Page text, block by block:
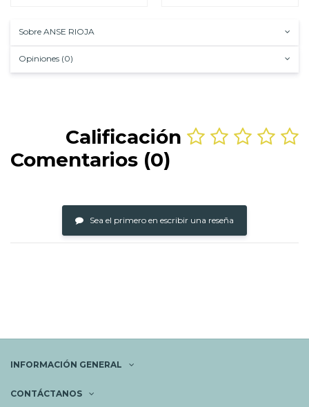
Sobre ANSE RIOJA
Opiniones (0)
Calificación
Comentarios (0)
Sea el primero en escribir una reseña
INFORMACIÓN GENERAL
CONTÁCTANOS